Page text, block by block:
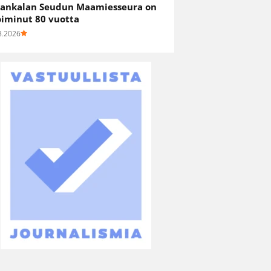
Seudun Maamiesseura on
80 vuotta